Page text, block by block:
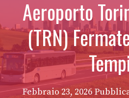
Aeroporto
(TRN)
Febbraio 23, 2026